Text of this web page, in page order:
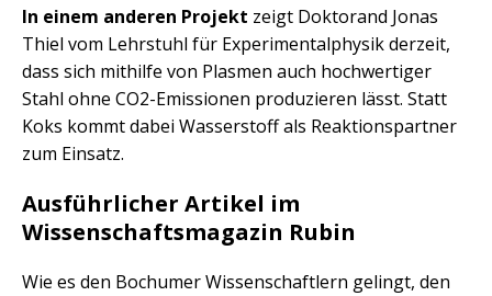
In einem anderen Projekt zeigt Doktorand Jonas
Thiel vom Lehrstuhl für Experimentalphysik derzeit,
dass sich mithilfe von Plasmen auch hochwertiger
Stahl ohne CO2-Emissionen produzieren lässt. Statt
Koks kommt dabei Wasserstoff als Reaktionspartner
zum Einsatz.
Ausführlicher Artikel im
Wissenschaftsmagazin Rubin
Wie es den Bochumer Wissenschaftlern gelingt, den